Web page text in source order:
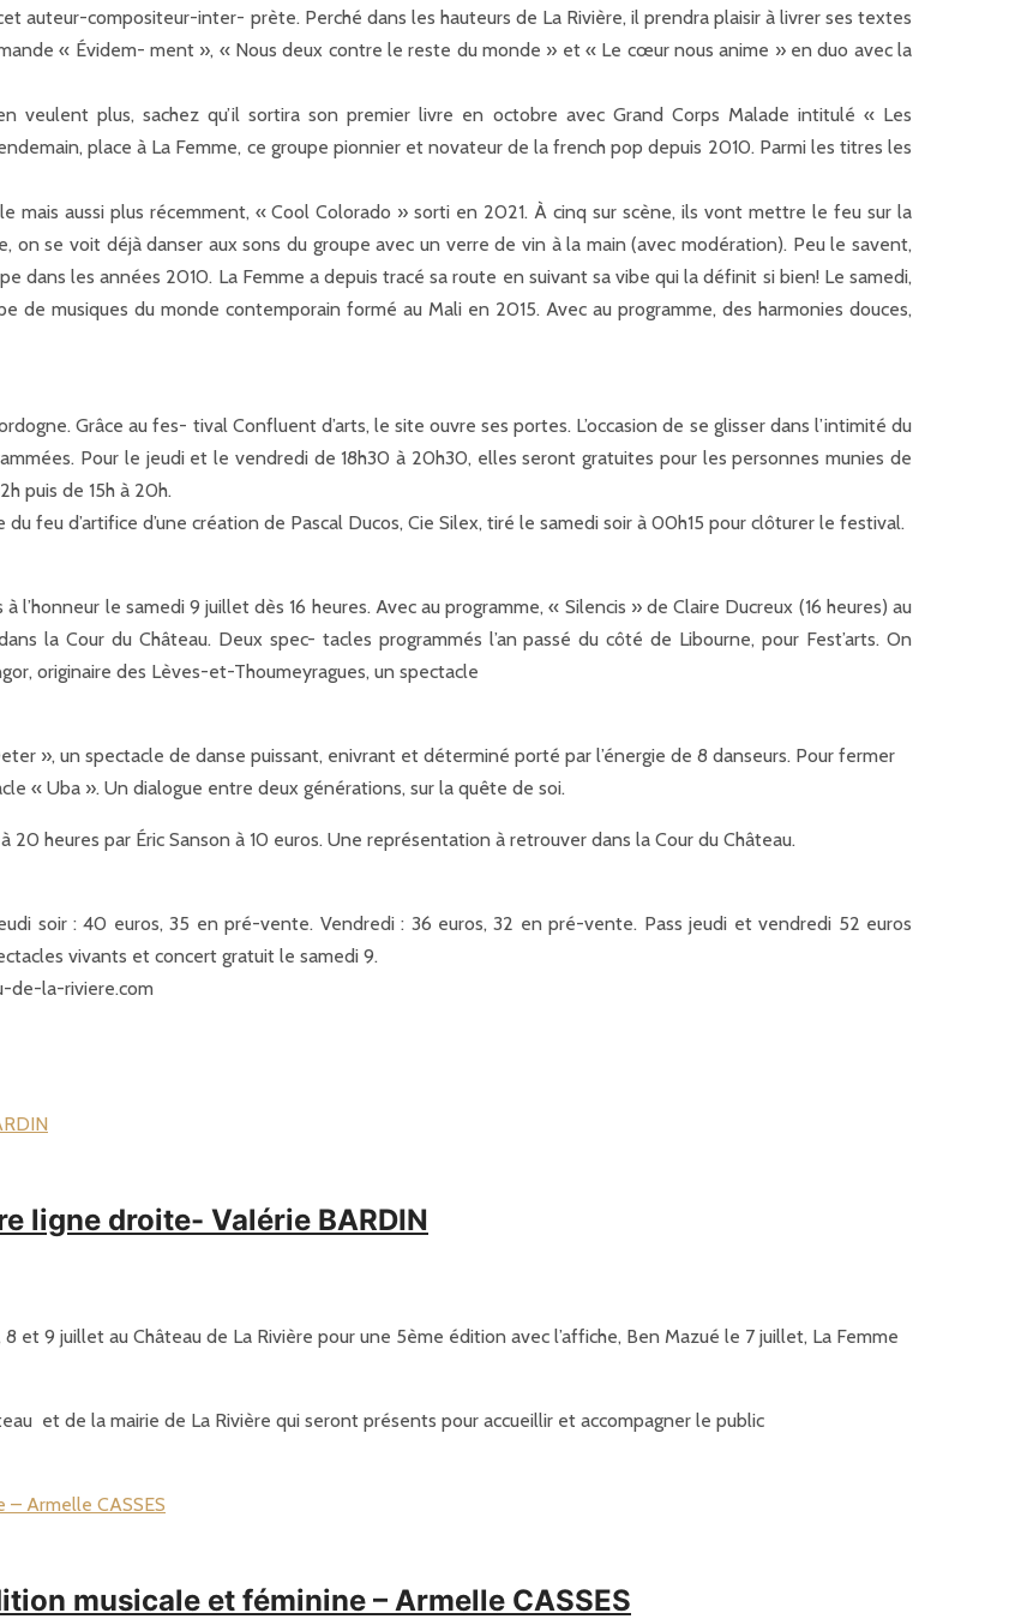
auteur-compositeur-inter- prète. Perché dans les hauteurs de La Rivière, il prendra plaisir à livrer ses textes
« Évidem- ment », « Nous deux contre le reste du monde » et « Le cœur nous anime » en duo avec la
veulent plus, sachez qu’il sortira son premier livre en octobre avec Grand Corps Malade intitulé « Les
place à La Femme, ce groupe pionnier et novateur de la french pop depuis 2010. Parmi les titres les
mais aussi plus récemment, « Cool Colorado » sorti en 2021. À cinq sur scène, ils vont mettre le feu sur la
se voit déjà danser aux sons du groupe avec un verre de vin à la main (avec modération). Peu le savent,
dans les années 2010. La Femme a depuis tracé sa route en suivant sa vibe qui la définit si bien! Le samedi,
de musiques du monde contemporain formé au Mali en 2015. Avec au programme, des harmonies douces,
Grâce au fes- tival Confluent d’arts, le site ouvre ses portes. L’occasion de se glisser dans l’intimité du
Pour le jeudi et le vendredi de 18h30 à 20h30, elles seront gratuites pour les personnes munies de
puis de 15h à 20h.
feu d’artifice d’une création de Pascal Ducos, Cie Silex, tiré le samedi soir à 00h15 pour clôturer le festival.
le samedi 9 juillet dès 16 heures. Avec au programme, « Silencis » de Claire Ducreux (16 heures) au
la Cour du Château. Deux spec- tacles programmés l’an passé du côté de Libourne, pour Fest’arts. On
originaire des Lèves-et-Thoumeyragues, un spectacle
», un spectacle de danse puissant, enivrant et déterminé porté par l’énergie de 8 danseurs. Pour fermer
« Uba ». Un dialogue entre deux générations, sur la quête de soi.
heures par Éric Sanson à 10 euros. Une représentation à retrouver dans la Cour du Château.
soir : 40 euros, 35 en pré-vente. Vendredi : 36 euros, 32 en pré-vente. Pass jeudi et vendredi 52 euros
vivants et concert gratuit le samedi 9.
de-la-riviere.com
ligne droite- Valérie BARDIN
et 9 juillet au Château de La Rivière pour une 5ème édition avec l’affiche, Ben Mazué le 7 juillet, La Femme
et de la mairie de La Rivière qui seront présents pour accueillir et accompagner le public
musicale et féminine – Armelle CASSES